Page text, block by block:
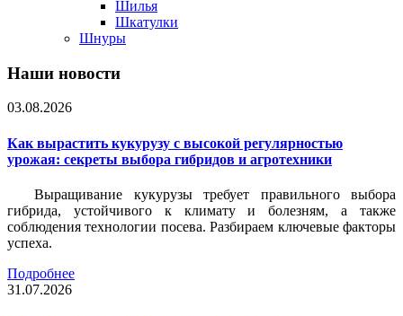
Шилья
Шкатулки
Шнуры
Наши новости
03.08.2026
Как вырастить кукурузу с высокой регулярностью
урожая: секреты выбора гибридов и агротехники
Выращивание кукурузы требует правильного выбора
гибрида, устойчивого к климату и болезням, а также
соблюдения технологии посева. Разбираем ключевые факторы
успеха.
Подробнее
31.07.2026